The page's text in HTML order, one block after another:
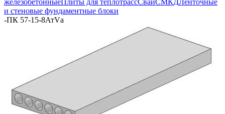
железобетонныеПлиты для теплотрассСваиСМКДЛенточные
и стеновые фундаментные блоки
-ПК 57-15-8АтVа